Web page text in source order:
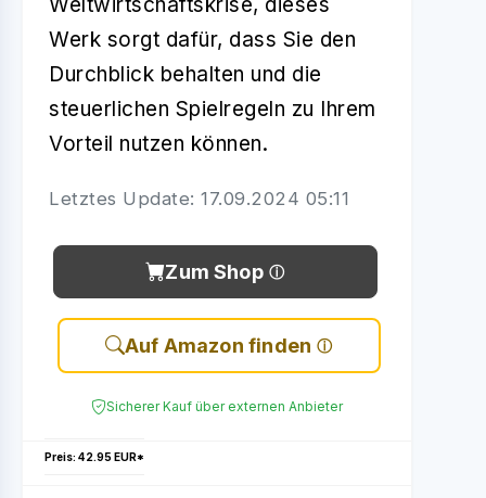
Werk sorgt dafür, dass Sie den
Durchblick behalten und die
steuerlichen Spielregeln zu Ihrem
Vorteil nutzen können.
Letztes Update: 17.09.2024 05:11
Zum Shop
Auf Amazon finden
Sicherer Kauf über externen Anbieter
Preis: 42.95 EUR*